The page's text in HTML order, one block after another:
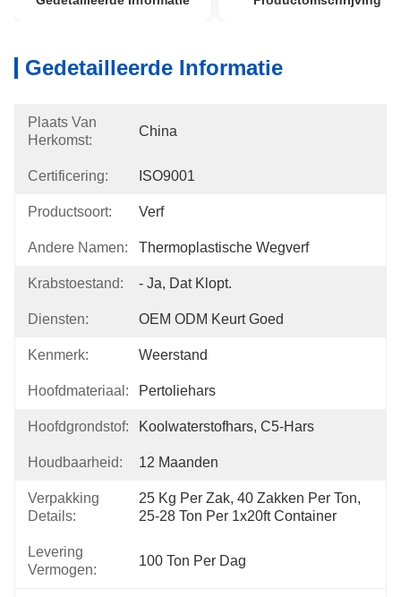
Gedetailleerde Informatie
Plaats Van
Herkomst:
China
Certificering: ISO9001
Productsoort: Verf
Andere Namen: Thermoplastische Wegverf
Krabstoestand: - Ja, Dat Klopt.
Diensten: OEM ODM Keurt Goed
Kenmerk: Weerstand
Hoofdmateriaal: Pertoliehars
Hoofdgrondstof: Koolwaterstofhars, C5-Hars
Houdbaarheid: 12 Maanden
Verpakking
Details:
25 Kg Per Zak, 40 Zakken Per Ton,
25-28 Ton Per 1x20ft Container
Levering
Vermogen:
100 Ton Per Dag